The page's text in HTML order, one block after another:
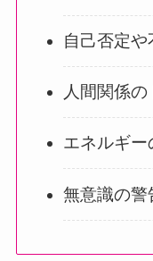
自己否定
人間関係
エネルギー
無意識の警